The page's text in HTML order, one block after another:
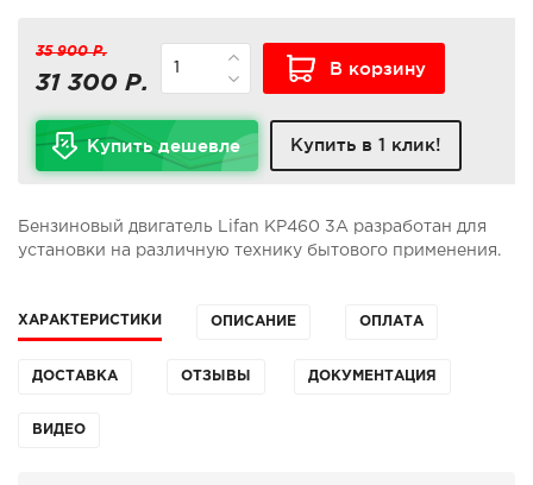
35 900 Р.
31 300 Р.
В корзину
Купить дешевле Купить в 1 клик!
Бензиновый двигатель Lifan KP460 3А разработан для
установки на различную технику бытового применения.
ХАРАКТЕРИСТИКИ ОПИСАНИЕ ОПЛАТА
ДОСТАВКА ОТЗЫВЫ ДОКУМЕНТАЦИЯ
ВИДЕО